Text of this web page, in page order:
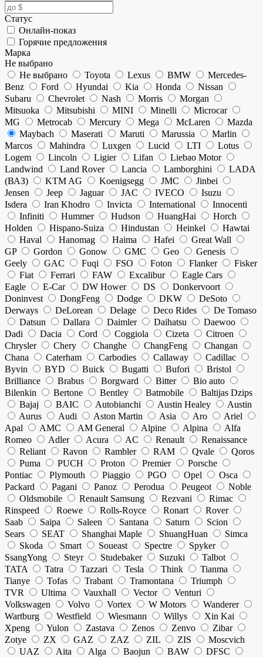
Статус
Онлайн-показ
Горячие предложения
Марка
Не выбрано
Не выбрано
Toyota Lexus BMW
Mercedes-
Benz
Ford Hyundai Kia Honda
Nissan
Subaru
Chevrolet Nash Morris
Morgan
Mitsuoka
Mitsubishi MINI Minelli
Microcar
MG
Metrocab Mercury Mega McLaren
Mazda
Maybach
Maserati Maruti Marussia
Marlin
Marcos
Mahindra Luxgen Lucid LTI
Lotus
Logem
Lincoln Ligier Lifan
Liebao Motor
Landwind
Land Rover Lancia Lamborghini
LADA
(ВАЗ)
KTM AG Koenigsegg JMC
Jinbei
Jensen
Jeep Jaguar JAC IVECO
Isuzu
Isdera
Iran Khodro Invicta International
Innocenti
Infiniti
Hummer Hudson HuangHai
Horch
Holden
Hispano-Suiza Hindustan Heinkel
Hawtai
Haval
Hanomag Haima Hafei
Great Wall
GP
Gordon Gonow GMC Geo
Genesis
Geely
GAC Fuqi FSO Foton Flanker
Fisker
Fiat
Ferrari FAW Excalibur
Eagle Cars
Eagle
E-Car DW Hower DS
Donkervoort
Doninvest
DongFeng Dodge DKW
DeSoto
Derways
DeLorean Delage Deco Rides
De Tomaso
Datsun
Dallara Daimler Daihatsu
Daewoo
Dadi
Dacia Cord Coggiola Cizeta
Citroen
Chrysler
Chery Changhe ChangFeng
Changan
Chana
Caterham Carbodies Callaway
Cadillac
Byvin
BYD Buick Bugatti Bufori
Bristol
Brilliance
Brabus Borgward Bitter
Bio auto
Bilenkin
Bertone Bentley Batmobile
Baltijas Dzips
Bajaj
BAIC Autobianchi Austin Healey
Austin
Aurus
Audi Aston Martin Asia Aro
Ariel
Apal
AMC AM General Alpine Alpina
Alfa
Romeo
Adler Acura AC Renault
Renaissance
Reliant
Ravon Rambler RAM Qvale
Qoros
Puma
PUCH Proton Premier
Porsche
Pontiac
Plymouth Piaggio PGO Opel
Osca
Packard
Pagani Panoz Perodua Peugeot
Noble
Oldsmobile
Renault Samsung Rezvani
Rimac
Rinspeed
Roewe Rolls-Royce Ronart
Rover
Saab
Saipa Saleen Santana Saturn
Scion
Sears
SEAT Shanghai Maple ShuangHuan
Simca
Skoda
Smart Soueast Spectre
Spyker
SsangYong
Steyr Studebaker Suzuki
Talbot
TATA
Tatra Tazzari Tesla Think
Tianma
Tianye
Tofas Trabant Tramontana
Triumph
TVR
Ultima Vauxhall Vector
Venturi
Volkswagen
Volvo Vortex W Motors
Wanderer
Wartburg
Westfield Wiesmann Willys
Xin Kai
Xpeng
Yulon Zastava Zenos Zenvo
Zibar
Zotye
ZX GAZ ZAZ ZIL ZIS
Moscvich
UAZ
Aita Alga Baojun BAW
DFSC